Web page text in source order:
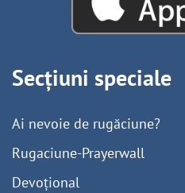
Secțiuni speciale
Ai nevoie de rugăciune?
Rugaciune-Prayerwall
Devoțional